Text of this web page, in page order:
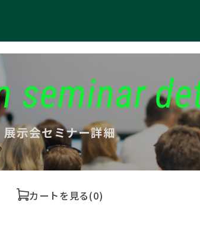
seminar
展示会セミナー詳細
カートを見る(0)